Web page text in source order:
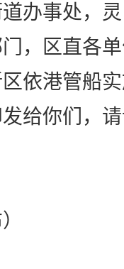
办事处，
，区直各
区依港管船
给你们，